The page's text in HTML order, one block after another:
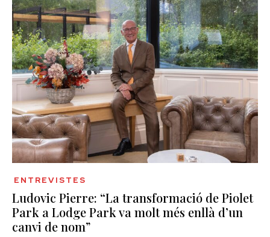
ENTREVISTES
Ludovic Pierre: “La transformació de Piolet
Park a Lodge Park va molt més enllà d’un
canvi de nom”